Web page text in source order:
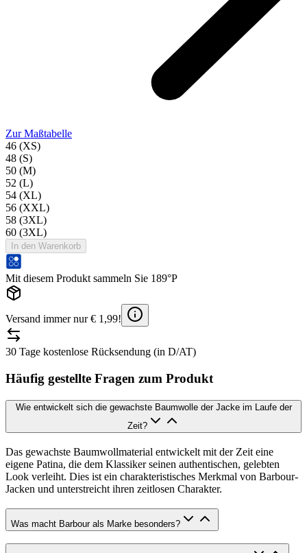
Zur Maßtabelle
46 (XS)
48 (S)
50 (M)
52 (L)
54 (XL)
56 (XXL)
58 (3XL)
60 (3XL)
In den Warenkorb
Mit diesem Produkt sammeln Sie 189°P
Versand immer nur € 1,99!
30 Tage kostenlose Rücksendung (in D/AT)
Häufig gestellte Fragen zum Produkt
Wie entwickelt sich die gewachste Baumwolle der Jacke im Laufe der
Zeit?
Das gewachste Baumwollmaterial entwickelt mit der Zeit eine
eigene Patina, die dem Klassiker seinen authentischen, gelebten
Look verleiht. Dies ist ein charakteristisches Merkmal von Barbour-
Jacken und unterstreicht ihren zeitlosen Charakter.
Was macht Barbour als Marke besonders?